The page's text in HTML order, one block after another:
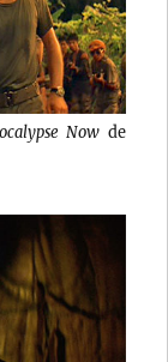
Now de